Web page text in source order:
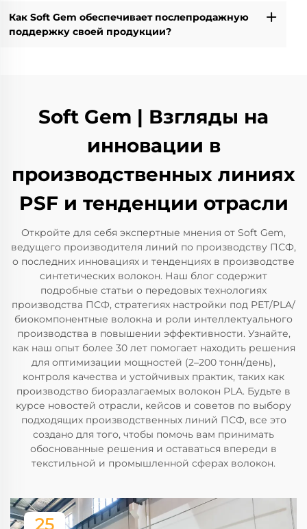
Как Soft Gem обеспечивает послепродажную
поддержку своей продукции?
Soft Gem | Взгляды на
инновации в
производственных линиях
PSF и тенденции отрасли
Откройте для себя экспертные мнения от Soft Gem,
ведущего производителя линий по производству ПСФ,
о последних инновациях и тенденциях в производстве
синтетических волокон. Наш блог содержит
подробные статьи о передовых технологиях
производства ПСФ, стратегиях настройки под PET/PLA/
биокомпонентные волокна и роли интеллектуального
производства в повышении эффективности. Узнайте,
как наш опыт более 30 лет помогает находить решения
для оптимизации мощностей (2–200 тонн/день),
контроля качества и устойчивых практик, таких как
производство биоразлагаемых волокон PLA. Будьте в
курсе новостей отрасли, кейсов и советов по выбору
подходящих производственных линий ПСФ, все это
создано для того, чтобы помочь вам принимать
обоснованные решения и оставаться впереди в
текстильной и промышленной сферах волокон.
25